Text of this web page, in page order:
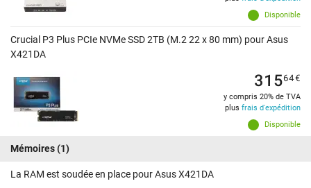
Disponible
Crucial P3 Plus PCIe NVMe SSD 2TB (M.2 22 x 80 mm) pour Asus
X421DA
Disponible
31564€
y compris 20% de TVA
plus frais d'expédition
Mémoires(1)
La RAM est soudée en place pour Asus X421DA